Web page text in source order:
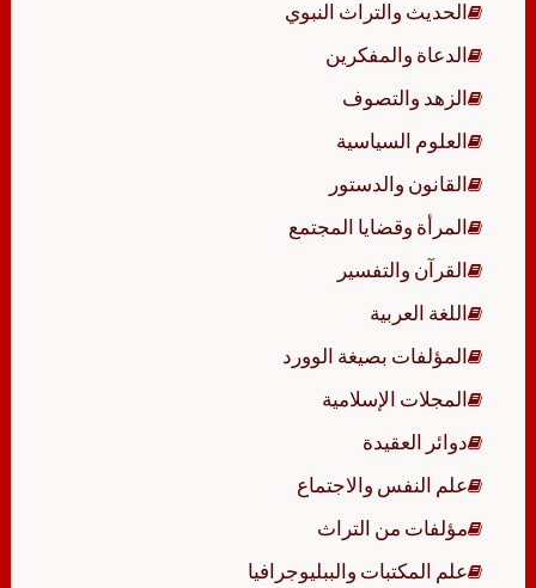
الحديث والتراث النبوي
الدعاة والمفكرين
الزهد والتصوف
العلوم السياسية
القانون والدستور
المرأة وقضايا المجتمع
القرآن والتفسير
اللغة العربية
المؤلفات بصيغة الوورد
المجلات الإسلامية
دوائر العقيدة
علم النفس والاجتماع
مؤلفات من التراث
علم المكتبات والببليوجرافيا